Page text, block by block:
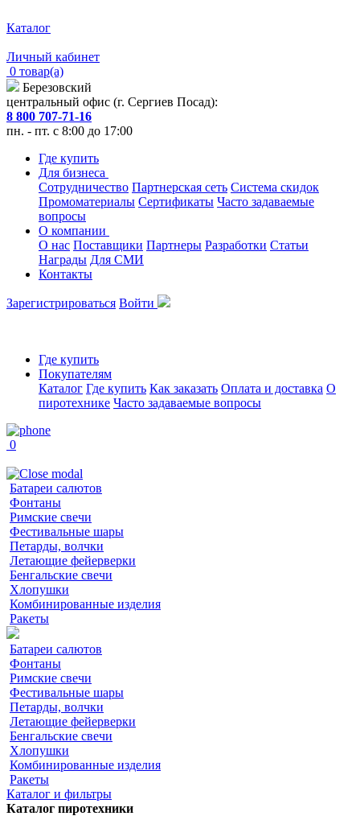
Каталог
Личный кабинет
0 товар(а)
Березовский
центральный офис (г. Сергиев Посад):
8 800 707-71-16
пн. - пт. с 8:00 до 17:00
Где купить
Для бизнеса
Сотрудничество Партнерская сеть Система скидок
Промоматериалы Сертификаты Часто задаваемые
вопросы
О компании
О нас Поставщики Партнеры Разработки Статьи
Награды Для СМИ
Контакты
Зарегистрироваться Войти
Где купить
Покупателям
Каталог Где купить Как заказать Оплата и доставка О
пиротехнике Часто задаваемые вопросы
0
Батареи салютов
Фонтаны
Римские свечи
Фестивальные шары
Петарды, волчки
Летающие фейерверки
Бенгальские свечи
Хлопушки
Комбинированные изделия
Ракеты
Батареи салютов
Фонтаны
Римские свечи
Фестивальные шары
Петарды, волчки
Летающие фейерверки
Бенгальские свечи
Хлопушки
Комбинированные изделия
Ракеты
Каталог и фильтры
Каталог пиротехники